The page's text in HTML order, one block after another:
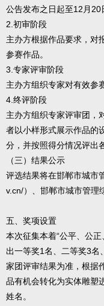
公告发布之日起至12月20
2.初审阶段
主办方根据作品要求，对
参赛作品。
3.专家评审阶段
主办方组织专家对有效参
4.终评阶段
主办方组织专家评审团，
者以小样形式展示作品的
分，并按照得分情况评出
（三）结果公示
评选结果将在邯郸市城市
v.cn/）、邯郸市城市管理
五、奖项设置
本次征集本着“公平、公
出一等奖1名、二等奖3名
家团评审结果为准，根据
品有机会转化为实体雕塑
姓名。